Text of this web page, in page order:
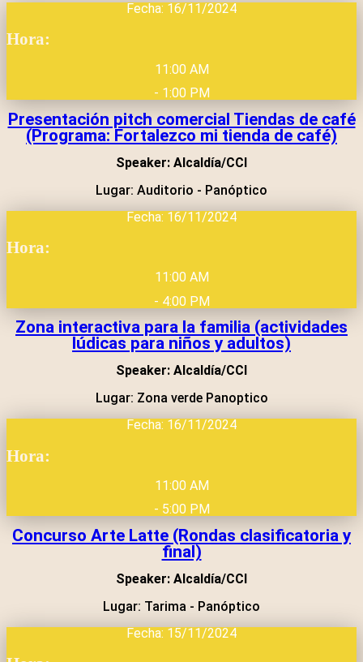
Fecha: 16/11/2024
Hora:
11:00 AM
- 1:00 PM
Presentación pitch comercial Tiendas de café
(Programa: Fortalezco mi tienda de café)
Speaker: Alcaldía/CCI
Lugar: Auditorio - Panóptico
Fecha: 16/11/2024
Hora:
11:00 AM
- 4:00 PM
Zona interactiva para la familia (actividades
lúdicas para niños y adultos)
Speaker: Alcaldía/CCI
Lugar: Zona verde Panoptico
Fecha: 16/11/2024
Hora:
11:00 AM
- 5:00 PM
Concurso Arte Latte (Rondas clasificatoria y
final)
Speaker: Alcaldía/CCI
Lugar: Tarima - Panóptico
Fecha: 15/11/2024